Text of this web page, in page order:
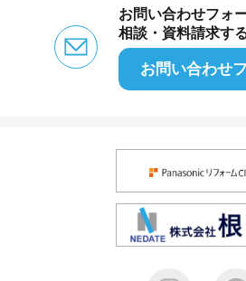
お問い合わせフォ
相談・資料請求す
お問い合わせ